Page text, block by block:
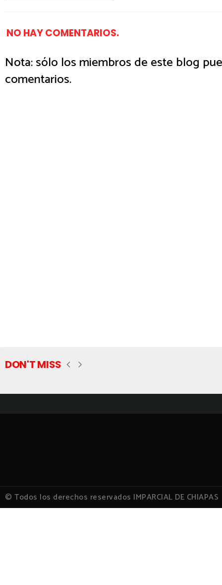
NO HAY COMENTARIOS.
Nota: sólo los miembros de este blog
comentarios.
DON'T MISS
© Todos los derechos reservados IMPARCIAL DE CHIAPAS